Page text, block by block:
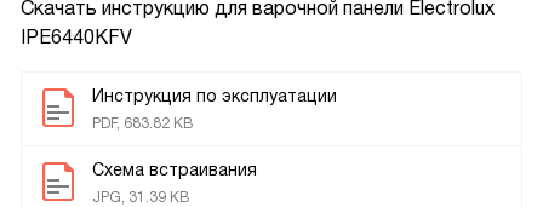
Скачать инструкцию для варочной панели Electrolux
IPE6440KFV
Инструкция по эксплуатации
PDF, 683.82 KB
Схема встраивания
JPG, 31.39 KB